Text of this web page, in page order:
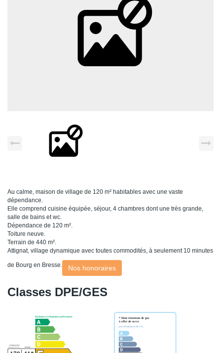
Au calme, maison de village de 120 m² habitables avec une vaste
dépendance.
Elle comprend cuisine équipée, séjour, 4 chambres dont une très grande,
salle de bains et wc.
Dépendance de 120 m².
Toiture neuve.
Terrain de 440 m².
Attignat, village dynamique avec toutes commodités, à seulement 10 minutes
de Bourg en Bresse. Nos honoraires
Classes DPE/GES